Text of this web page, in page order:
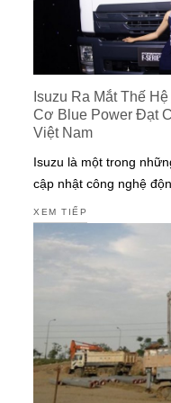
Isuzu Ra Mắt Thế
Cơ Blue Power Đạt
Việt Nam
Isuzu là một trong
cập nhật công nghệ
XEM TIẾP